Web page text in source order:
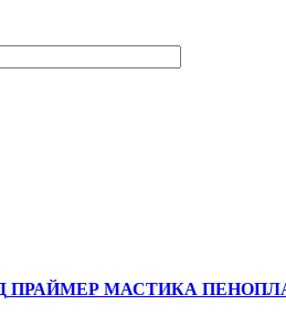
ПРАЙМЕР МАСТИКА